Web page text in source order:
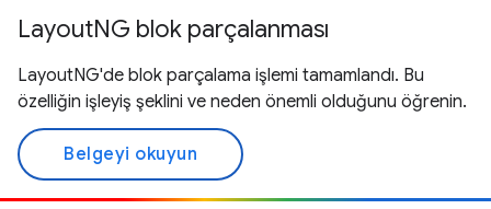
LayoutNG blok parçalanması
LayoutNG'de blok parçalama işlemi tamamlandı. Bu
özelliğin işleyiş şeklini ve neden önemli olduğunu öğrenin.
Belgeyi okuyun